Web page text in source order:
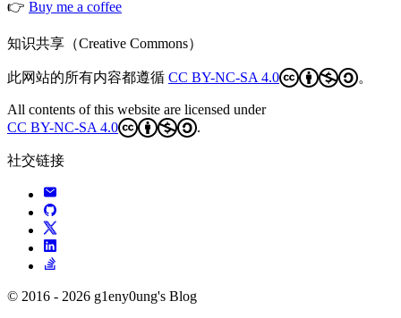
👉 Buy me a coffee
知识共享（Creative Commons）
此网站的所有内容都遵循 CC BY-NC-SA 4.0 。
All contents of this website are licensed under
CC BY-NC-SA 4.0
.
社交链接
© 2016 - 2026 g1eny0ung's Blog